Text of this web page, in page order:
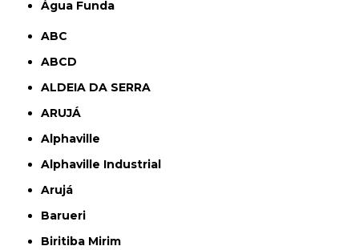
Água Funda
ABC
ABCD
ALDEIA DA SERRA
ARUJÁ
Alphaville
Alphaville Industrial
Arujá
Barueri
Biritiba Mirim